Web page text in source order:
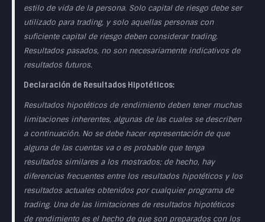
estilo de vida de la persona. Solo capital de riesgo debe ser
utilizado para trading, y solo aquellas personas con
suficiente capital de riesgo deben considerar trading.
Resultados pasados, no son necesariamente indicativos de
resultados futuros.
Declaración de Resultados Hipotéticos:
Resultados hipotéticos de rendimiento deben tener muchas
limitaciones inherentes, algunas de las cuales se describen
a continuación. No se debe hacer representación de que
alguna de las cuentas va o es probable que tenga
resultados similares a los mostrados; de hecho, hay
diferencias frecuentes entre los resultados hipotéticos y los
resultados actuales obtenidos por cualquier programa de
trading. Una de las limitaciones de resultados hipotéticos
de rendimiento es el hecho de que son preparados con los